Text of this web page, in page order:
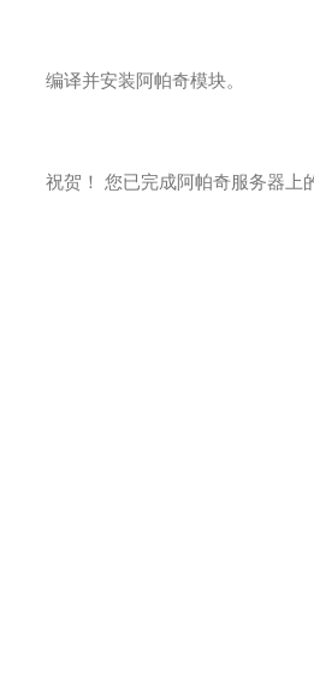
编译并安装阿帕奇模块。
祝贺！ 您已完成阿帕奇服务器上